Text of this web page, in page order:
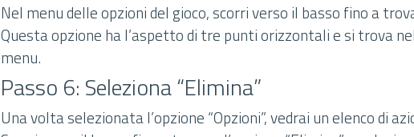
Nel menu delle opzioni del gioco, scorri verso il basso fino a
Questa opzione ha l’aspetto di tre punti orizzontali e si trova
menu.
Passo 6: Seleziona “Elimina”
Una volta selezionata l’opzione “Opzioni”, vedrai un elenco di